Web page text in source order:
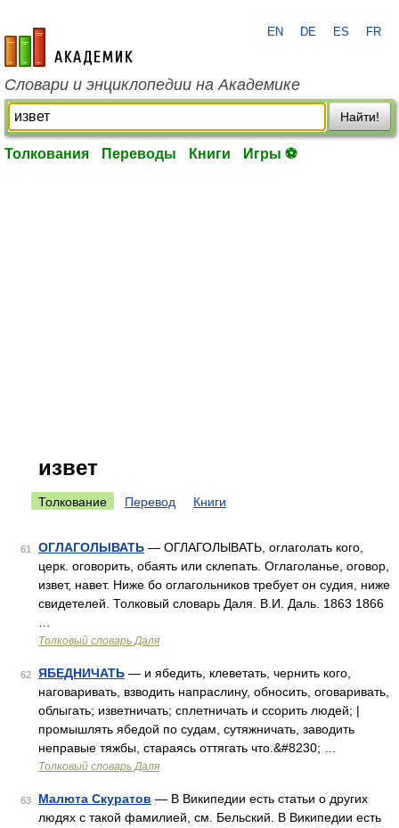
academic.ru
EN DE ES FR
Словари и энциклопедии на Академике
Найти!
Толкования Переводы Книги Игры ⚽
извет
Толкование Перевод Книги
61 ОГЛАГОЛЫВАТЬ — ОГЛАГОЛЫВАТЬ, оглаголать кого,
церк. оговорить, обаять или склепать. Оглаголанье, оговор,
извет, навет. Ниже бо оглагольников требует он судия, ниже
свидетелей. Толковый словарь Даля. В.И. Даль. 1863 1866
Толковый словарь Даля
62 ЯБЕДНИЧАТЬ — и ябедить, клеветать, чернить кого,
наговаривать, взводить напраслину, обносить, оговаривать,
облыгать; изветничать; сплетничать и ссорить людей; |
промышлять ябедой по судам, сутяжничать, заводить
неправые тяжбы, стараясь оттягать что.&#8230; …
Толковый словарь Даля
63 Малюта Скуратов — В Википедии есть статьи о других
людях с такой фамилией, см. Бельский. В Википедии есть